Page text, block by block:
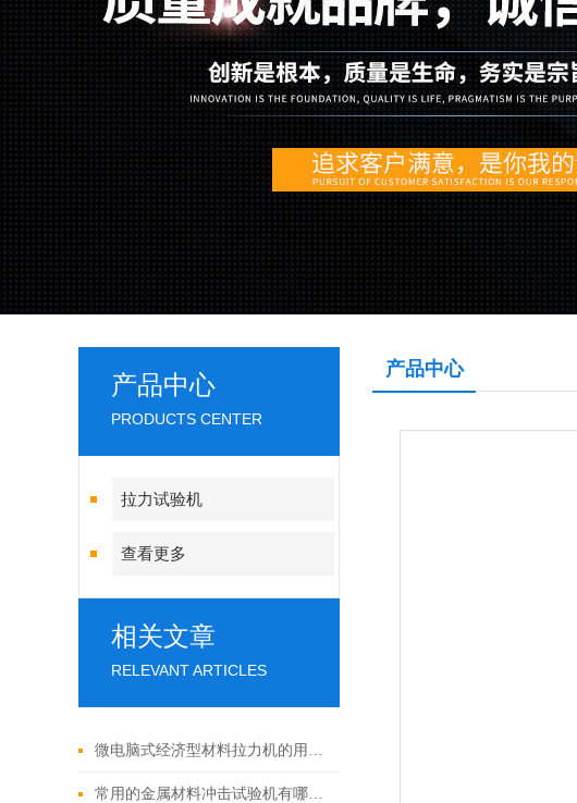
产品中心
PRODUCTS CENTER
拉力试验机
查看更多
相关文章
RELEVANT ARTICLES
微电脑式经济型材料拉力机的用途及特点
常用的金属材料冲击试验机有哪些？
产品中心